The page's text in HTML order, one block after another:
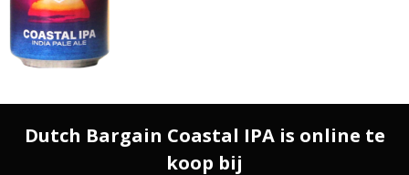
Dutch Bargain Coastal IPA is online te
koop bij